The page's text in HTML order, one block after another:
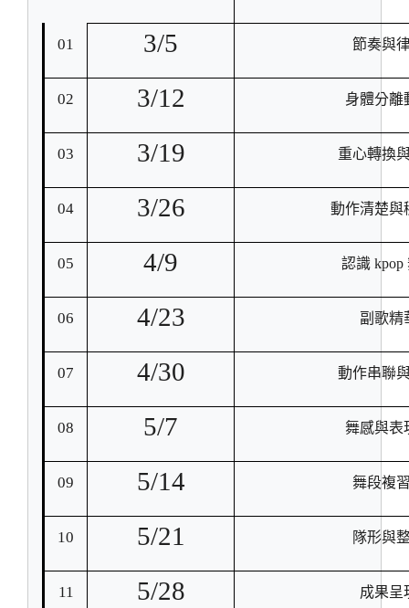
01 3/5 節奏與
02 3/12 身體分離
03 3/19 重心轉換
04 3/26 動作清楚與
05 4/9 認識 kpop
06 4/23 副歌精
07 4/30 動作串聯
08 5/7 舞感與表
09 5/14 舞段複
10 5/21 隊形與
11 5/28 成果呈